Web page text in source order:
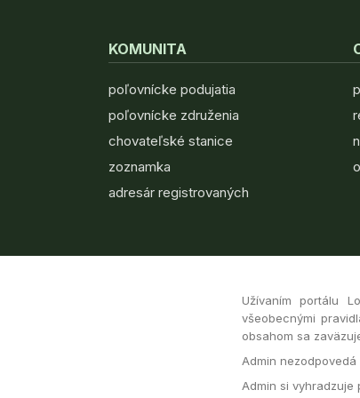
KOMUNITA
poľovnícke podujatia
poľovnícke združenia
chovateľské stanice
zoznamka
adresár registrovaných
Užívaním portálu
všeobecnými
obsahom sa
Admin
Admin si